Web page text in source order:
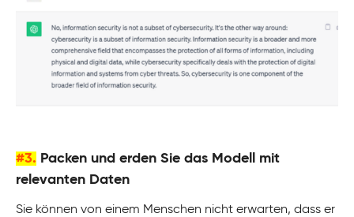
#3. Packen und erden Sie das Modell mit
relevanten Daten
Sie können von einem Menschen nicht erwarten, dass er